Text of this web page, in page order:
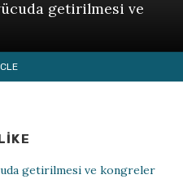
getirilmesi ve
getirilmesi ve kongreler